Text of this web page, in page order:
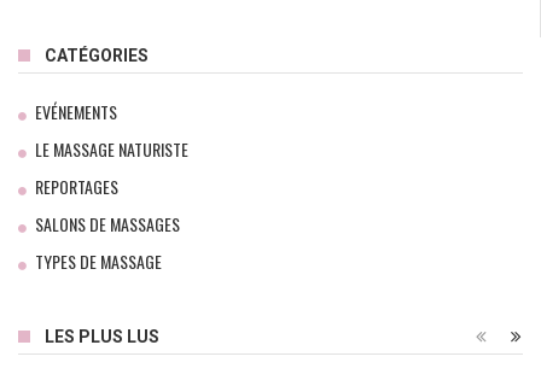
CATÉGORIES
EVÉNEMENTS
LE MASSAGE NATURISTE
REPORTAGES
SALONS DE MASSAGES
TYPES DE MASSAGE
LES PLUS LUS